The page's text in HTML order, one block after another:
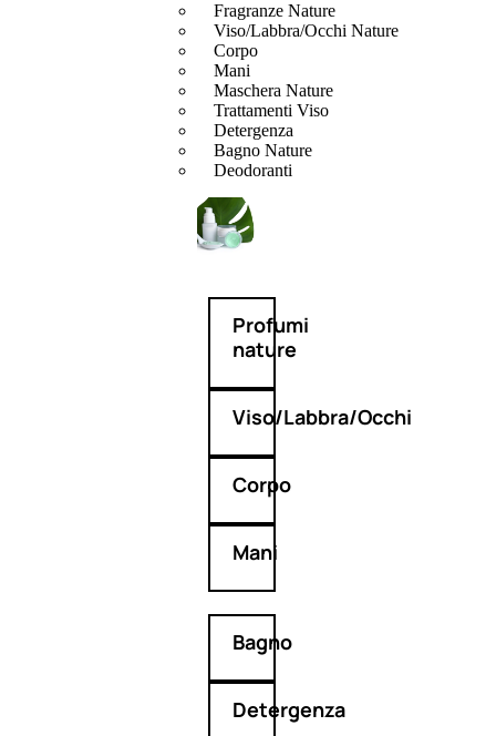
Fragranze Nature
Viso/Labbra/Occhi Nature
Corpo
Mani
Maschera Nature
Trattamenti Viso
Detergenza
Bagno Nature
Deodoranti
Profumi
nature
Viso/Labbra/Occhi
Corpo
Mani
Bagno
Detergenza